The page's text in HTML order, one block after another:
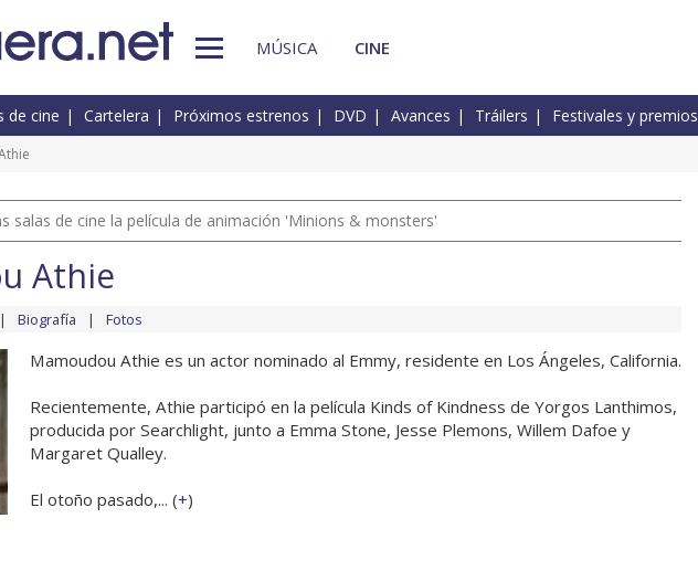
MÚSICA CINE
de cine Cartelera Próximos estrenos DVD Avances Tráilers Festivales y premios
salas de cine la película de animación 'Minions & monsters'
Athie
Biografía Fotos
Mamoudou Athie es un actor nominado al Emmy, residente en Los Ángeles, California.
Recientemente, Athie participó en la película Kinds of Kindness de Yorgos Lanthimos,
producida por Searchlight, junto a Emma Stone, Jesse Plemons, Willem Dafoe y
Margaret Qualley.
El otoño pasado,... (+)